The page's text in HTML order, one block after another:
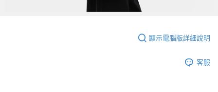
顯示電腦版詳細說明
客服